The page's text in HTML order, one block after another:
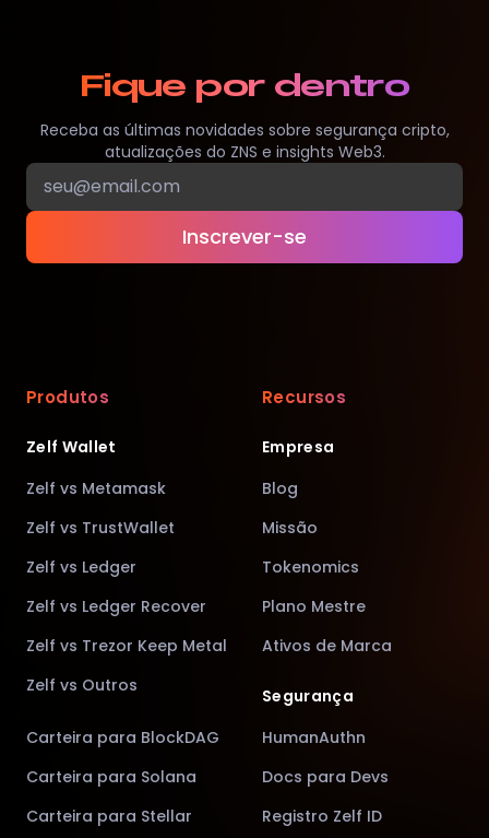
Fique por dentro
Receba as últimas novidades sobre segurança cripto,
atualizações do ZNS e insights Web3.
Inscrever-se
Produtos
Zelf Wallet
Zelf vs Metamask
Zelf vs TrustWallet
Zelf vs Ledger
Zelf vs Ledger Recover
Zelf vs Trezor Keep Metal
Zelf vs Outros
Carteira para BlockDAG
Carteira para Solana
Carteira para Stellar
Recursos
Empresa
Blog
Missão
Tokenomics
Plano Mestre
Ativos de Marca
Segurança
HumanAuthn
Docs para Devs
Registro Zelf ID